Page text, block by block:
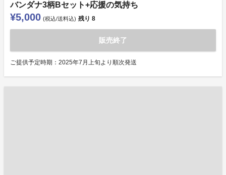
バンダナ3柄Bセット+応援の気持ち
¥5,000 (税込/送料込) 残り 8
販売終了
ご提供予定時期：2025年7月上旬より順次発送